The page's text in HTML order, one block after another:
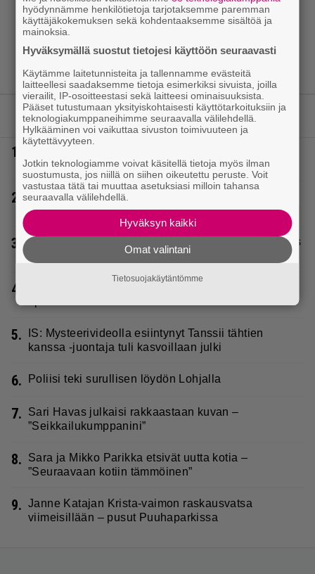
LUETUIMMAT JUTUT
1.
IS: Hjalliksen ja Jasminen häissä suomalainen
supertähti
2.
Täällä pelattiin lauantain Loton ja Jokerin isot rahat
– Tokmannilla, ABC:lla, netissä…
3.
Seiska: Laulaja Frederik lyttäsi Eput – johan oli taas
4.
5.
IS: Mysteerivideolla esiintynyt Tanssii tähtien
kanssa -juontaja tuli kasvoillaan julki
6. Poliisi teki surullisen löydön Lohjalla
7.
Sari Havas julkaisi rakkaastaan kuvan –
”Seikkailukumppanini”
8.
Sara ja Mikko Parikka etsivät uutta kotia –
”Seuraavaan kotiin tämmöinen”
9. Janne Katajan Krista-vaimon raskausvatsa
viimeisillään – pusut Puuhaparkissa
hyödynnämme henkilötietoja tarjotaksemme paremman
käyttäjäkokemuksen sekä kohdentaaksemme sisältöä ja
mainoksia.
Hyväksymällä suostut tietojesi käyttöön seuraavasti
Käytämme laitetunnisteita ja tallennamme evästeitä
laitteellesi saadaksemme tietoja esimerkiksi sivuista, joilla
vierailit, IP-osoitteestasi sekä laitteesi ominaisuuksista.
Pääset tutustumaan yksityiskohtaisesti käyttötarkoituksiin ja
teknologiakumppaneihimme seuraavalla välilehdellä.
Hylkääminen voi vaikuttaa sivuston toimivuuteen ja
käytettävyyteen.
Jotkin teknologiamme voivat käsitellä tietoja myös ilman
suostumusta, jos niillä on siihen oikeutettu peruste. Voit
vastustaa tätä tai muuttaa asetuksiasi milloin tahansa
seuraavalla välilehdellä.
Hyväksyn kaikki
Omat valintani
Tietosuojakäytäntömme